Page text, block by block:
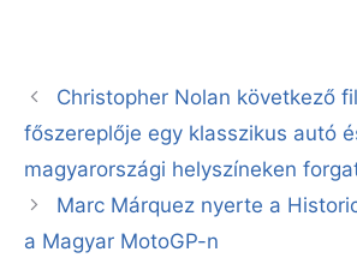
Christopher Nolan következő
főszereplője egy klasszikus autó
magyarországi helyszíneken
Marc Márquez nyerte a
a Magyar MotoGP-n